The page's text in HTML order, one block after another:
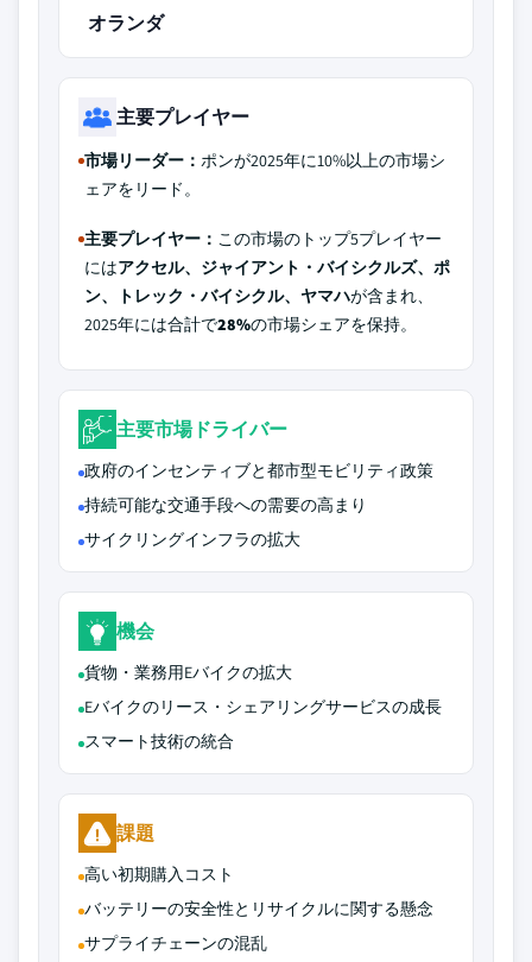
オランダ
主要プレイヤー
市場リーダー： ポンが2025年に10%以上の市場シ
ェアをリード。
主要プレイヤー： この市場のトップ5プレイヤー
にはアクセル、ジャイアント・バイシクルズ、ポ
ン、トレック・バイシクル、ヤマハが含まれ、
2025年には合計で28%の市場シェアを保持。
主要市場ドライバー
政府のインセンティブと都市型モビリティ政策
持続可能な交通手段への需要の高まり
サイクリングインフラの拡大
機会
貨物・業務用Eバイクの拡大
Eバイクのリース・シェアリングサービスの成長
スマート技術の統合
課題
高い初期購入コスト
バッテリーの安全性とリサイクルに関する懸念
サプライチェーンの混乱